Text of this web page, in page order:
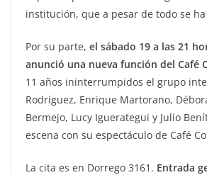
institución, que a pesar de todo se
Por su parte, el sábado 19 a las 21
anunció una nueva función del Café
11 años ininterrumpidos el grupo
Rodríguez, Enrique Martorano,
Bermejo, Lucy Iguerategui y Julio
escena con su espectáculo de Café
La cita es en Dorrego 3161. Entrada